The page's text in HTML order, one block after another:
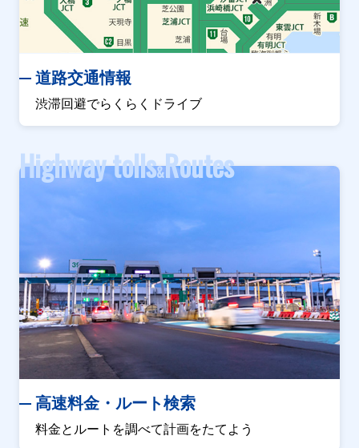
道路交通情報
渋滞回避でらくらくドライブ
Highway tolls&Routes
高速料金・ルート検索
料金とルートを調べて計画をたてよう